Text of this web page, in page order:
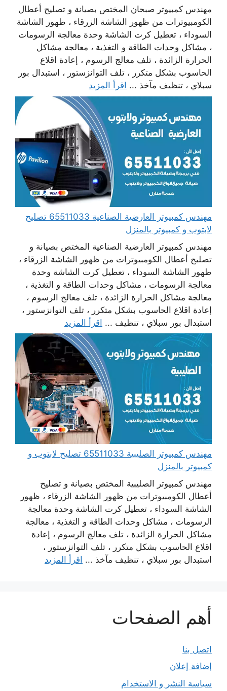
مهندس كمبيوتر صبحان المختص بصيانة و تصليح أعطال
الكومبيوترات من ظهور الشاشة الزرقاء ، ظهور الشاشة
السوداء ، تعطيل كرت الشاشة وحدة معالجة الرسومات
، مشاكل وحدات الطاقة و التغذية ، معالجة مشاكل
الحرارة الزائدة ، تلف معالج الرسوم ، إعادة اقلاع
الحاسوب بشكل متكرر ، تلف التوانزستور ، استبدال بور
سبلاي ، تنظيف مآخذ ... اقرأ المزيد
مهندس كمبيوتر العارضية الصناعية 65511033 تصليح
لابتوب و كمبيوتر بالمنزل
مهندس كمبيوتر العارضية الصناعية المختص بصيانة و
تصليح أعطال الكومبيوترات من ظهور الشاشة الزرقاء ،
ظهور الشاشة السوداء ، تعطيل كرت الشاشة وحدة
معالجة الرسومات ، مشاكل وحدات الطاقة و التغذية ،
معالجة مشاكل الحرارة الزائدة ، تلف معالج الرسوم ،
إعادة اقلاع الحاسوب بشكل متكرر ، تلف التوانزستور ،
استبدال بور سبلاي ، تنظيف ... اقرأ المزيد
مهندس كمبيوتر الصليبية 65511033 تصليح لابتوب و
كمبيوتر بالمنزل
مهندس كمبيوتر الصليبية المختص بصيانة و تصليح
أعطال الكومبيوترات من ظهور الشاشة الزرقاء ، ظهور
الشاشة السوداء ، تعطيل كرت الشاشة وحدة معالجة
الرسومات ، مشاكل وحدات الطاقة و التغذية ، معالجة
مشاكل الحرارة الزائدة ، تلف معالج الرسوم ، إعادة
اقلاع الحاسوب بشكل متكرر ، تلف التوانزستور ،
استبدال بور سبلاي ، تنظيف مآخذ ... اقرأ المزيد
أهم الصفحات
اتصل بنا
إضافة إعلان
سياسة النشر و الاستخدام